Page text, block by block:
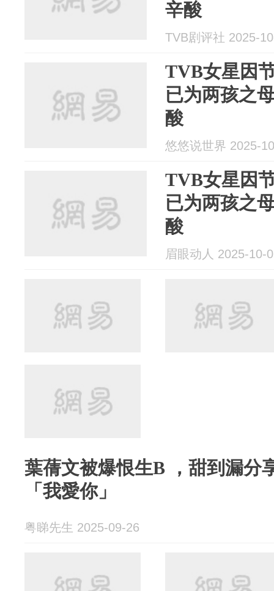
辛酸
TVB剧评社 2025-
TVB女星因
已为两孩之
酸
悠悠说世界 2025-
TVB女星因
已为两孩之
酸
眉眼动人 2025-10-
葉蒨文被爆恨生B ，甜到漏分
「我愛你」
粤睇先生 2025-09-26